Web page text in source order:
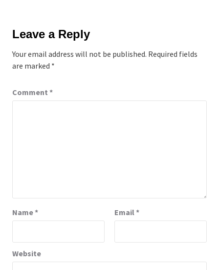
Leave a Reply
Your email address will not be published. Required fields
are marked *
Comment *
Name* Email*
Website